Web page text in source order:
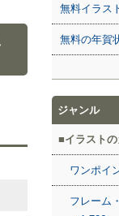
無料イラス
無料の年賀
ジャンル
イラスト
ワンポイ
フレーム